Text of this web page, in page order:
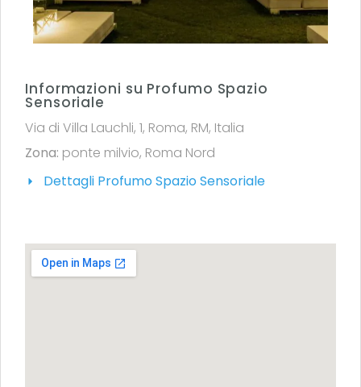
Informazioni su Profumo Spazio
Sensoriale
Via di Villa Lauchli, 1, Roma, RM, Italia
Zona: ponte milvio, Roma Nord
Dettagli Profumo Spazio Sensoriale